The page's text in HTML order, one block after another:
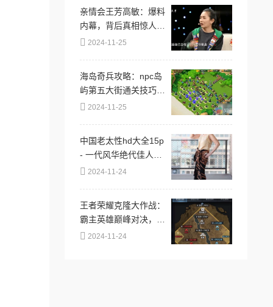
亲情会王芳高敏：爆料
内幕，背后真相惊人，
家庭矛盾曝光！
2024-11-25
海岛奇兵攻略：npc岛
屿第五大街通关技巧与
打法详解指南
2024-11-25
中国老太性hd大全15p
- 一代风华绝代佳人，
婀娜多姿惹人醉眼
2024-11-24
王者荣耀克隆大作战：
霸主英雄巅峰对决，谁
主沉浮？
2024-11-24